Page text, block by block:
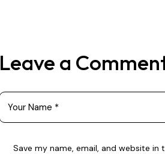
Leave a
Save my name, email, and website